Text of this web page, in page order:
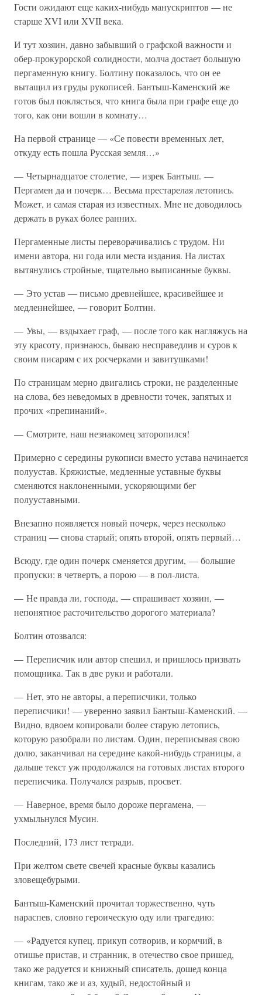
Гости ожидают еще каких-нибудь манускриптов — не
старше XVI или XVII века.
И тут хозяин, давно забывший о графской важности и
обер-прокурорской солидности, молча достает большую
пергаменную книгу. Болтину показалось, что он ее
вытащил из груды рукописей. Бантыш-Каменский же
готов был поклясться, что книга была при графе еще до
того, как они вошли в комнату…
На первой странице — «Се повести временных лет,
откуду есть пошла Русская земля…»
— Четырнадцатое столетие, — изрек Бантыш. —
Пергамен да и почерк… Весьма престарелая летопись.
Может, и самая старая из известных. Мне не доводилось
держать в руках более ранних.
Пергаменные листы переворачивались с трудом. Ни
имени автора, ни года или места издания. На листах
вытянулись стройные, тщательно выписанные буквы.
— Это устав — письмо древнейшее, красивейшее и
медленнейшее, — говорит Болтин.
— Увы, — вздыхает граф, — после того как нагляжусь на
эту красоту, признаюсь, бываю несправедлив и суров к
своим писарям с их росчерками и завитушками!
По страницам мерно двигались строки, не разделенные
на слова, без неведомых в древности точек, запятых и
прочих «препинаний».
— Смотрите, наш незнакомец заторопился!
Примерно с середины рукописи вместо устава начинается
полуустав. Кряжистые, медленные уставные буквы
сменяются наклоненными, ускоряющими бег
полууставными.
Внезапно появляется новый почерк, через несколько
страниц — снова старый; опять второй, опять первый…
Всюду, где один почерк сменяется другим, — большие
пропуски: в четверть, а порою — в пол-листа.
— Не правда ли, господа, — спрашивает хозяин, —
непонятное расточительство дорогого материала?
Болтин отозвался:
— Переписчик или автор спешил, и пришлось призвать
помощника. Так в две руки и работали.
— Нет, это не авторы, а переписчики, только
переписчики! — уверенно заявил Бантыш-Каменский. —
Видно, вдвоем копировали более старую летопись,
которую разобрали по листам. Один, переписывая свою
долю, заканчивал на середине какой-нибудь страницы, а
дальше текст уж продолжался на готовых листах второго
переписчика. Получался разрыв, просвет.
— Наверное, время было дороже пергамена, —
ухмыльнулся Мусин.
Последний, 173 лист тетради.
При желтом свете свечей красные буквы казались
зловещебурыми.
Бантыш-Каменский прочитал торжественно, чуть
нараспев, словно героическую оду или трагедию:
— «Радуется купец, прикуп сотворив, и кормчий, в
отишье пристав, и странник, в отечество свое пришед,
тако же радуется и книжный списатель, дошед конца
книгам, тако же и аз, худый, недостойный и